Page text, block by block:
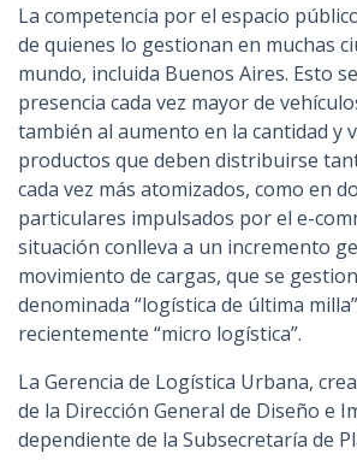
La competencia por el espacio
de quienes lo gestionan en muchas
mundo, incluida Buenos Aires. Esto
presencia cada vez mayor de
también al aumento en la cantidad y
productos que deben distribuirse
cada vez más atomizados, como en
particulares impulsados por el e-
situación conlleva a un incremento
movimiento de cargas, que se
denominada “logística de última
recientemente “micro logística”.
La Gerencia de Logística Urbana,
de la Dirección General de Diseño e
dependiente de la Subsecretaría de